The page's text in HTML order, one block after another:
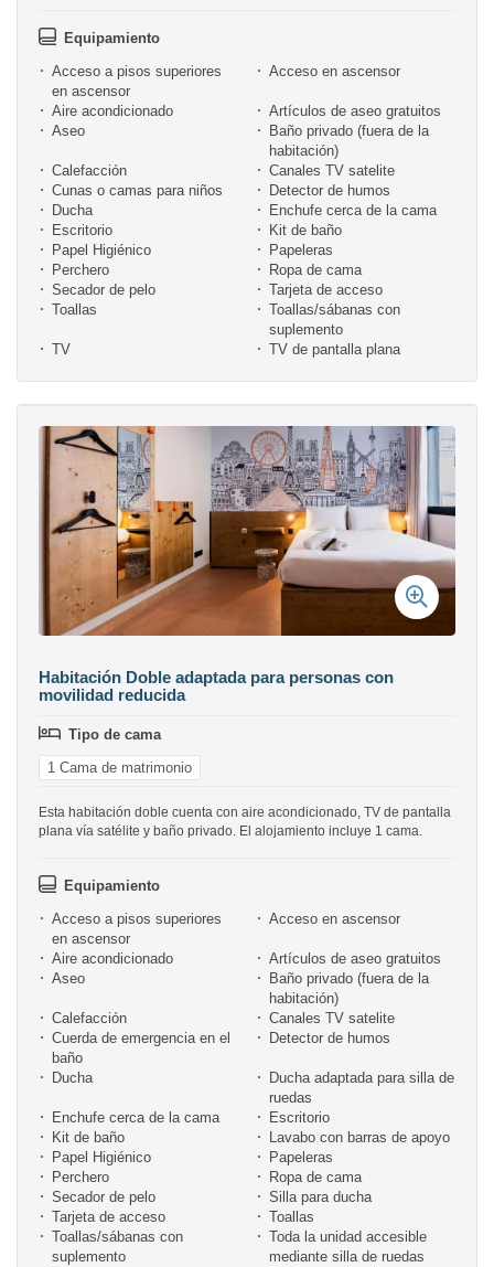
Equipamiento
Acceso a pisos superiores
en ascensor
Acceso en ascensor
Aire acondicionado
Artículos de aseo gratuitos
Aseo
Baño privado (fuera de la
habitación)
Calefacción
Canales TV satelite
Cunas o camas para niños
Detector de humos
Ducha
Enchufe cerca de la cama
Escritorio
Kit de baño
Papel Higiénico
Papeleras
Perchero
Ropa de cama
Secador de pelo
Tarjeta de acceso
Toallas
Toallas/sábanas con
suplemento
TV
TV de pantalla plana
Habitación Doble adaptada para personas con
movilidad reducida
Tipo de cama
1 Cama de matrimonio
Esta habitación doble cuenta con aire acondicionado, TV de pantalla
plana vía satélite y baño privado. El alojamiento incluye 1 cama.
Equipamiento
Acceso a pisos superiores
en ascensor
Acceso en ascensor
Aire acondicionado
Artículos de aseo gratuitos
Aseo
Baño privado (fuera de la
habitación)
Calefacción
Canales TV satelite
Cuerda de emergencia en el
baño
Detector de humos
Ducha
Ducha adaptada para silla de
ruedas
Enchufe cerca de la cama
Escritorio
Kit de baño
Lavabo con barras de apoyo
Papel Higiénico
Papeleras
Perchero
Ropa de cama
Secador de pelo
Silla para ducha
Tarjeta de acceso
Toallas
Toallas/sábanas con
suplemento
Toda la unidad accesible
mediante silla de ruedas